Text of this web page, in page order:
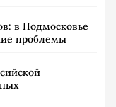
в Подмосковье
проблемы